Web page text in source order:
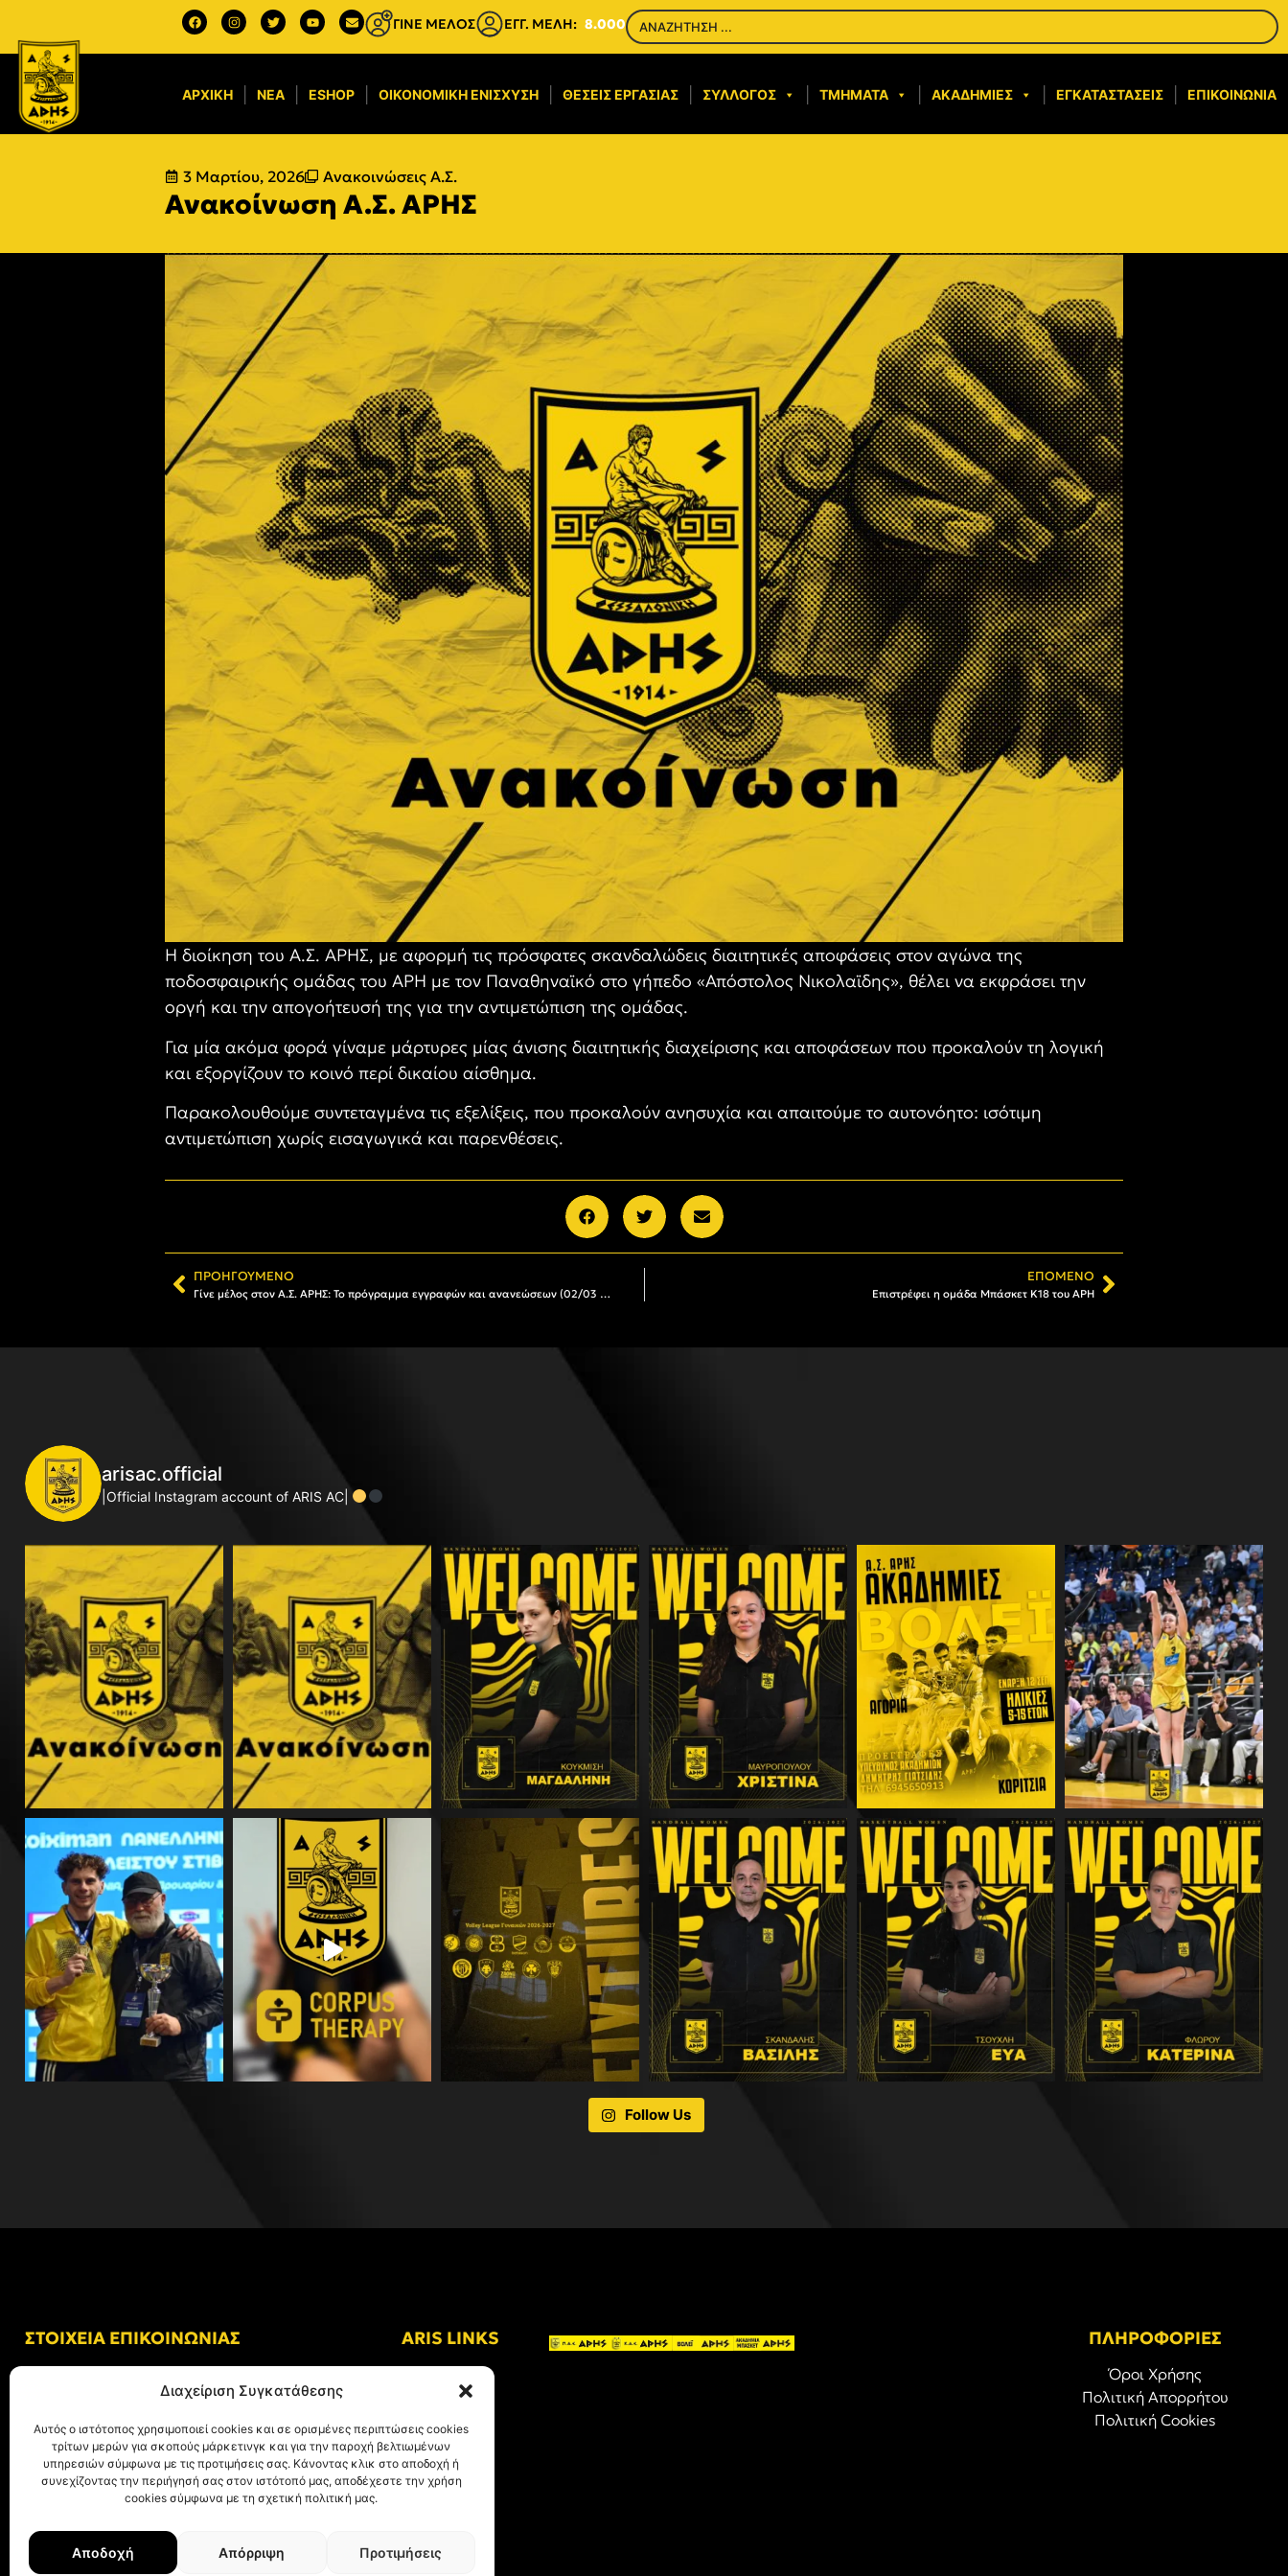
Διαχείριση Συγκατάθεσης
Αυτός ο ιστότοπος χρησιμοποιεί cookies και σε ορισμένες περιπτώσεις cookies
τρίτων μερών για σκοπούς μάρκετινγκ και για την παροχή βελτιωμένων
υπηρεσιών σύμφωνα με τις προτιμήσεις σας. Κάνοντας κλικ στο αποδοχή ή
συνεχίζοντας την περιήγησή σας στον ιστότοπό μας, αποδέχεστε την χρήση
cookies σύμφωνα με τη σχετική πολιτική μας.
Αποδοχή Απόρριψη Προτιμήσεις
ΓΙΝΕ ΜΕΛΟΣ ΕΓΓ. ΜΕΛΗ: 8.000
ΑΡΧΙΚΉ ΝΈΑ ESHOP ΟΙΚΟΝΟΜΙΚΉ ΕΝΊΣΧΥΣΗ​ ΘΈΣΕΙΣ ΕΡΓΑΣΊΑΣ ΣΎΛΛΟΓΟΣ ΤΜΉΜΑΤΑ ΑΚΑΔΗΜΊΕΣ ΕΓΚΑΤΑΣΤΆΣΕΙΣ ΕΠΙΚΟΙΝΩΝΊΑ
3 Μαρτίου, 2026 Ανακοινώσεις Α.Σ.
Ανακοίνωση Α.Σ. ΑΡΗΣ
Η διοίκηση του Α.Σ. ΑΡΗΣ, με αφορμή τις πρόσφατες σκανδαλώδεις διαιτητικές αποφάσεις στον αγώνα της
ποδοσφαιρικής ομάδας του ΑΡΗ με τον Παναθηναϊκό στο γήπεδο «Απόστολος Νικολαϊδης», θέλει να εκφράσει την
οργή και την απογοήτευσή της για την αντιμετώπιση της ομάδας.
Για μία ακόμα φορά γίναμε μάρτυρες μίας άνισης διαιτητικής διαχείρισης και αποφάσεων που προκαλούν τη λογική
και εξοργίζουν το κοινό περί δικαίου αίσθημα.
Παρακολουθούμε συντεταγμένα τις εξελίξεις, που προκαλούν ανησυχία και απαιτούμε το αυτονόητο: ισότιμη
αντιμετώπιση χωρίς εισαγωγικά και παρενθέσεις.
ΠΡΟΗΓΟΎΜΕΝΟ
Γίνε μέλος στον Α.Σ. ΑΡΗΣ: Το πρόγραμμα εγγραφών και ανανεώσεων (02/03 – 07/03)
ΕΠΌΜΕΝΟ
Επιστρέφει η ομάδα Μπάσκετ Κ18 του ΑΡΗ
arisac.official
|Official Instagram account of ARIS AC|
Follow Us
ΣΤΟΙΧΕΙΑ ΕΠΙΚΟΙΝΩΝΙΑΣ
Αλκμήνης 69, Χαριλάου
Τ.Κ. 54249 Θεσσαλονίκη
Tηλ. Επικοινωνίας:+30 (2310) 305 402
E-mail: info@aris.gr
ARIS LINKS ΠΛΗΡΟΦΟΡΙΕΣ
Όροι Χρήσης
Πολιτική Απορρήτου
Πολιτική Cookies